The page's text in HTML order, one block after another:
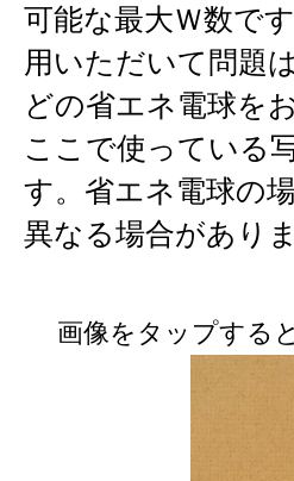
可能な最大Ｗ数で
用いただいて問題
どの省エネ電球を
ここで使っている
す。省エネ電球の
異なる場合があり
画像をタップする